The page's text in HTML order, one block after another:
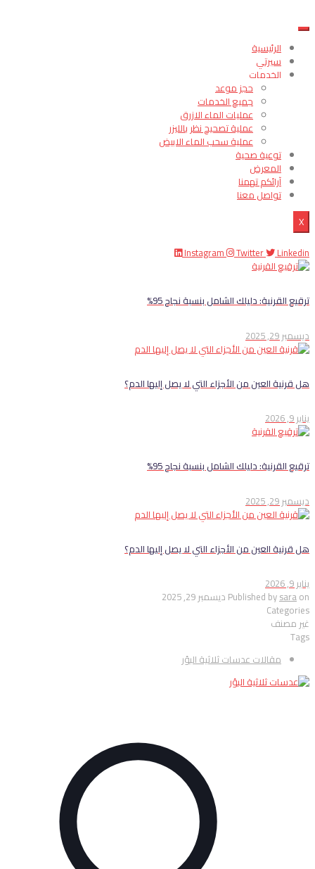
الرئيسية
سيرتي
الخدمات
حجز موعد
جميع الخدمات
عمليات الماء الازرق
عملية تصحيح نظر بالليزر
عملية سحب الماء الابيض
توعية صحية
المعرض
آرائكم تهمنا
تواصل معنا
X
Instagram Twitter Linkedin
ترقيع القرنية: دليلك الشامل بنسبة نجاح 95%
ديسمبر 29, 2025
هل قرنية العين من الأجزاء التي لا يصل إليها الدم​؟
يناير 9, 2026
ترقيع القرنية: دليلك الشامل بنسبة نجاح 95%
ديسمبر 29, 2025
هل قرنية العين من الأجزاء التي لا يصل إليها الدم​؟
يناير 9, 2026
Published bysaraon ديسمبر 29, 2025
Categories
غير مصنف
Tags
مقالات عدسات ثلاثية البؤر